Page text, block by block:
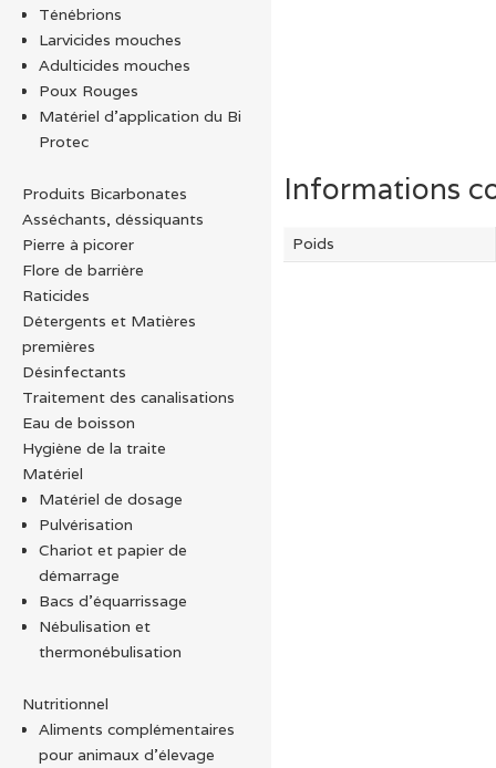
Informations
Poids
Ténébrions
Larvicides mouches
Adulticides mouches
Poux Rouges
Matériel d’application du Bi
Protec
Produits Bicarbonates
Asséchants, déssiquants
Pierre à picorer
Flore de barrière
Raticides
Détergents et Matières
premières
Désinfectants
Traitement des canalisations
Eau de boisson
Hygiène de la traite
Matériel
Matériel de dosage
Pulvérisation
Chariot et papier de
démarrage
Bacs d'équarrissage
Nébulisation et
thermonébulisation
Nutritionnel
Aliments complémentaires
pour animaux d'élevage